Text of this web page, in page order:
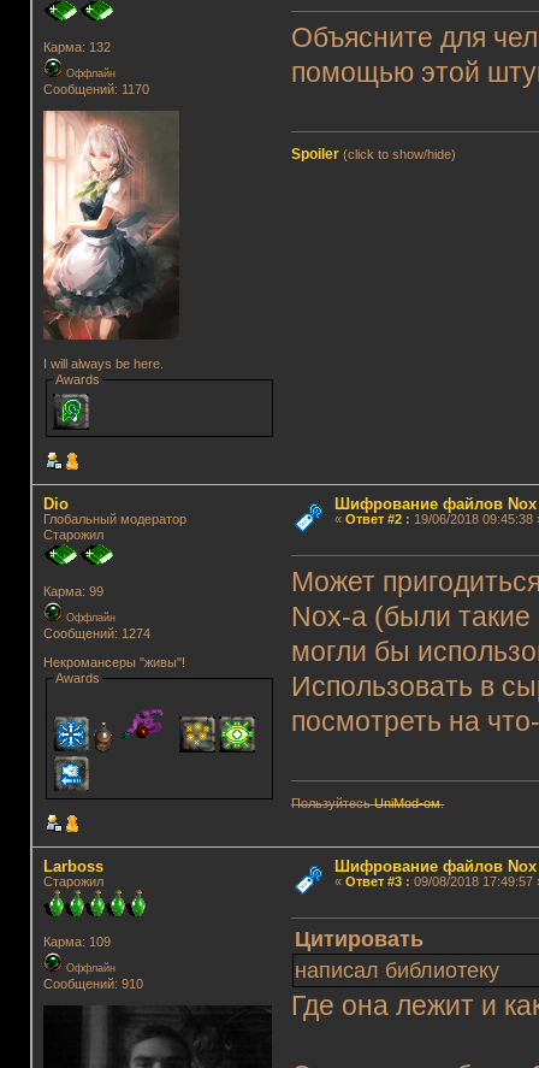
Карма: 132
Оффлайн
Сообщений: 1170
I will always be here.
Awards
Объясните для
помощью этой
Spoiler (click to show/hide)
Dio
Глобальный модератор
Старожил
Карма: 99
Оффлайн
Сообщений: 1274
Некромансеры "живы"!
Awards
Шифрование файлов Nox
« Ответ #2: 19/06/2018 09:45:38
Может
Nox-a (были
могли бы
Использовать в
посмотреть на
ПользуйтесьUniMod-ом.
Lаrboss
Старожил
Карма: 109
Оффлайн
Сообщений: 910
Шифрование файлов Nox
« Ответ #3: 09/08/2018 17:49:57
Цитировать
написал библиотеку
Где она лежит и